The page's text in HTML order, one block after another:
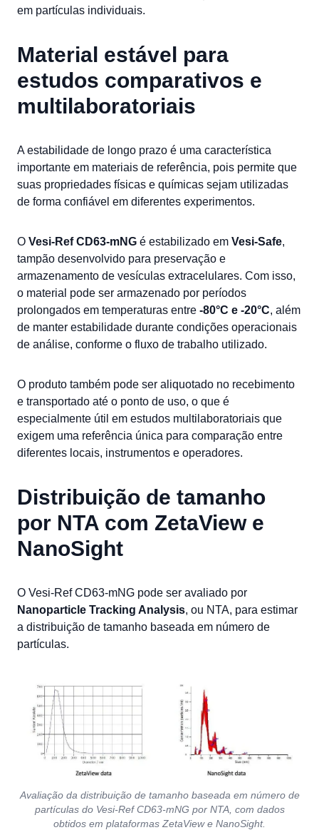
em partículas individuais.
Material estável para
estudos comparativos e
multilaboratoriais
A estabilidade de longo prazo é uma característica
importante em materiais de referência, pois permite que
suas propriedades físicas e químicas sejam utilizadas
de forma confiável em diferentes experimentos.
O Vesi-Ref CD63-mNG é estabilizado em Vesi-Safe,
tampão desenvolvido para preservação e
armazenamento de vesículas extracelulares. Com isso,
o material pode ser armazenado por períodos
prolongados em temperaturas entre -80°C e -20°C, além
de manter estabilidade durante condições operacionais
de análise, conforme o fluxo de trabalho utilizado.
O produto também pode ser aliquotado no recebimento
e transportado até o ponto de uso, o que é
especialmente útil em estudos multilaboratoriais que
exigem uma referência única para comparação entre
diferentes locais, instrumentos e operadores.
Distribuição de tamanho
por NTA com ZetaView e
NanoSight
O Vesi-Ref CD63-mNG pode ser avaliado por
Nanoparticle Tracking Analysis, ou NTA, para estimar
a distribuição de tamanho baseada em número de
partículas.
Avaliação da distribuição de tamanho baseada em número de
partículas do Vesi-Ref CD63-mNG por NTA, com dados
obtidos em plataformas ZetaView e NanoSight.